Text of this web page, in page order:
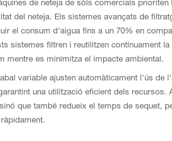
de neteja de sòls comercials
del neteja. Els sistemes avançats de
el consum d'aigua fins a un 70% en
sistemes filtren i reutilitzen contínuament
mentre es minimitza el impacte ambiental.
variable ajusten automàticament l'ús de
una utilització eficient dels recursos.
que també redueix el temps de sequet,